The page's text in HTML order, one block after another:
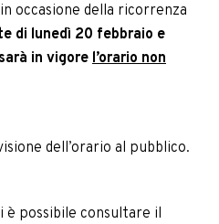
occasione della ricorrenza
di lunedì 20 febbraio e
sarà in vigore l’orario non
dell’orario al pubblico.
possibile consultare il